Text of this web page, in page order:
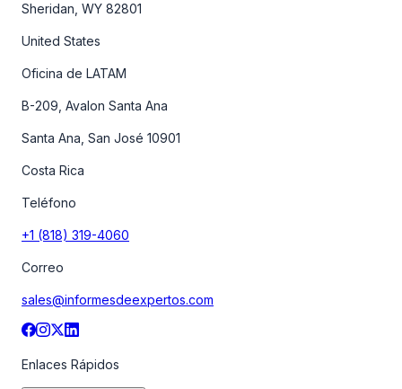
Sheridan, WY 82801
United States
Oficina de LATAM
B-209, Avalon Santa Ana
Santa Ana, San José 10901
Costa Rica
Teléfono
+1 (818) 319-4060
Correo
sales@informesdeexpertos.com
Enlaces Rápidos